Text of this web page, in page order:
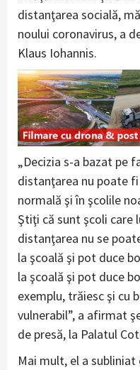
distanţarea socială,
noului coronavirus, a
Klaus Iohannis.
„Decizia s-a bazat pe
distanţarea nu poate
normală şi în şcolile
Ştiţi că sunt şcoli care
distanţarea nu se
la şcoală şi pot duce
la şcoală şi pot duce
exemplu, trăiesc şi cu
vulnerabil”, a afirmat
de presă, la Palatul
Mai mult, el a